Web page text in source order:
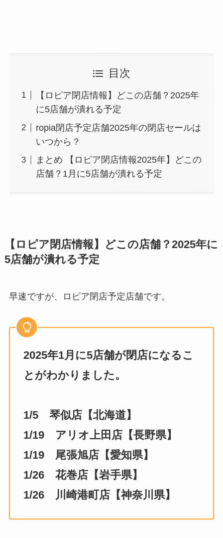
目次
【ロピア閉店情報】どこの店舗？2025年
に5店舗が潰れる予定
ropia閉店予定店舗2025年の閉店セールは
いつから？
まとめ 【ロピア閉店情報2025年】どこの
店舗？1月に5店舗が潰れる予定
【ロピア閉店情報】どこの店舗？2025年に
5店舗が潰れる予定
早速ですが、ロピア閉店予定店舗です。
2025年1月に5店舗が閉店になるこ
とがわかりました。
1/5 琴似店【北海道】
1/19 アリオ上田店【長野県】
1/19 尾張旭店【愛知県】
1/26 花巻店【岩手県】
1/26 川崎港町店【神奈川県】